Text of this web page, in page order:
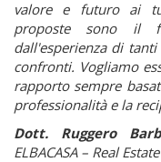
valore e futuro ai
proposte sono il
dall'esperienza di
confronti. Vogliamo
rapporto sempre
professionalità e la
Dott. Ruggero
ELBACASA – Real Estate